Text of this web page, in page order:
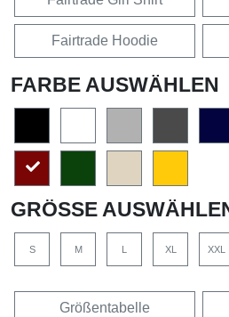
Fairtrade Hoodie
FARBE AUSWÄHLEN
GRÖSSE AUSWÄHLEN
S M L XL XXL
Größentabelle